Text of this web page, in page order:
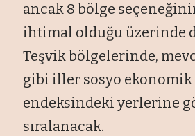
ancak 8 bölge
ihtimal olduğu üzerinde
Teşvik bölgelerinde,
gibi iller sosyo
endeksindeki yerlerine
sıralanacak.